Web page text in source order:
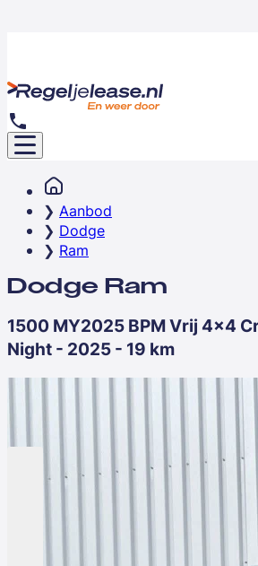
Aanbod
Dodge
Ram
Dodge Ram
1500 MY2025 BPM Vrij 4x4
Night - 2025 - 19 km